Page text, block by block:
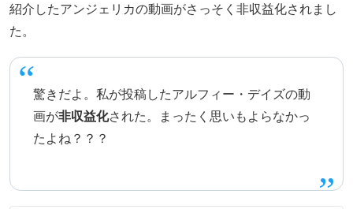
紹介したアンジェリカの動画がさっそく非収益化されまし
た。
驚きだよ。私が投稿したアルフィー・デイズの動
画が非収益化された。まったく思いもよらなかっ
たよね？？？